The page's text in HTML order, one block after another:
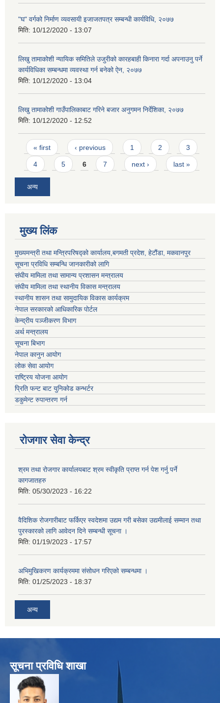
"घ" वर्गको निर्माण व्यवसायी इजाजतपत्र सम्बन्धी कार्यविधि, २०७७
मिति: 10/12/2020 - 13:07
लिखु तामाकोशी न्यायिक समितिले उजुरीको कारहबाही किनारा गर्दा अपनाउनु पर्ने
कार्यविधिका सम्बन्धमा व्यवस्था गर्न बनेको ऐन, २०७७
मिति: 10/12/2020 - 13:04
लिखु तामाकोशी गाउँपालिकाबाट गरिने बजार अनुगमन निर्देशिका, २०७७
मिति: 10/12/2020 - 12:52
Pages
« first ‹ previous 1 2 3
4 5 6 7 next › last »
अन्य
मुख्य लिंक
मुख्यमन्त्री तथा मन्त्रिपरिषद्को कार्यालय,बगमती प्रदेश, हेटौंडा, मकवानपुर
सूचना प्रविधि सम्बन्धि जानकारीको लागि
संघीय मामिला तथा सामान्य प्रशासन मन्त्रालय
संघीय मामिला तथा स्थानीय विकास मन्त्रालय
स्थानीय शासन तथा सामुदायिक विकास कार्यक्रम
नेपाल सरकारको आधिकारिक पोर्टल
केन्द्रीय पञ्जीकरण विभाग
अर्थ मन्त्रालय
सूचना बिभाग
नेपाल कानुन आयोग
लोक सेवा आयोग
राष्ट्रिय योजना आयोग
प्रिति फन्ट बाट युनिकोड कन्भर्टर
डकुमेन्ट रुपान्तरण गर्न
रोजगार सेवा केन्द्र
श्रम तथा रोजगार कार्यालयबाट श्रम स्वीकृति प्राप्त गर्न पेश गर्नु पर्ने
कागजातहरु
मिति: 05/30/2023 - 16:22
वैदिशिक रोजगारीबाट फर्किएर स्वदेशमा उद्यम गरी बसेका उद्यमीलाई सम्मान तथा
पुरस्कारको लागि आवेदन दिने सम्बन्धी सूचना ।
मिति: 01/19/2023 - 17:57
अभिमुखिकरण कार्यक्रममा संसोधन गरिएको सम्बन्धमा ।
मिति: 01/25/2023 - 18:37
अन्य
सूचना प्रविधि शाखा